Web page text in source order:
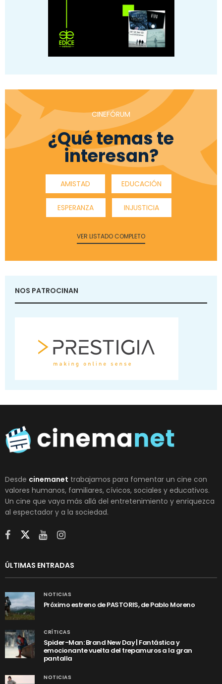
CINEFÓRUM
¿Qué temas te
interesan?
AMISTAD EDUCACIÓN
ESPERANZA INJUSTICIA
VER LISTADO COMPLETO
NOS PATROCINAN
Desde cinemanet trabajamos para fomentar un cine con
valores humanos, familiares, cívicos, sociales y educativos.
Un cine que vaya más allá del entretenimiento y enriquezca
al espectador y a la sociedad.
ÚLTIMAS ENTRADAS
NOTICIAS
Próximo estreno de PASTORIS, de Pablo Moreno
CRÍTICAS
Spider-Man: Brand New Day | Fantástica y
emocionante vuelta del trepamuros a la gran
pantalla
NOTICIAS